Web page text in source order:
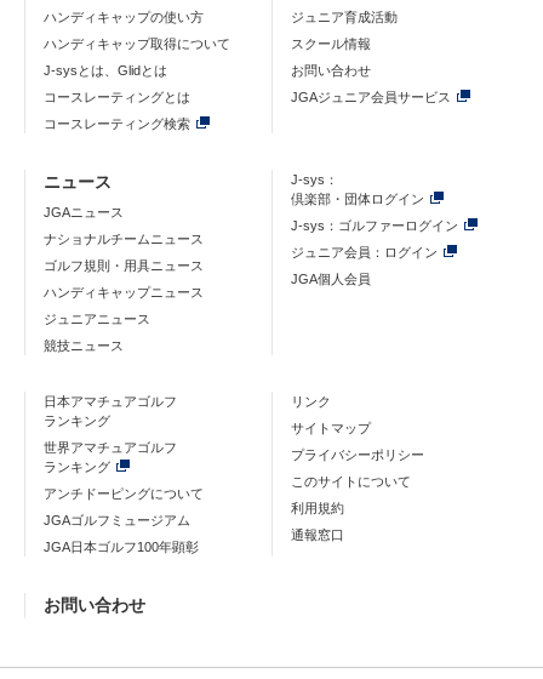
ハンディキャップの使い方
ハンディキャップ取得について
J-sysとは、Glidとは
コースレーティングとは
コースレーティング検索
ジュニア育成活動
スクール情報
お問い合わせ
JGAジュニア会員サービス
ニュース
JGAニュース
ナショナルチームニュース
ゴルフ規則・用具ニュース
ハンディキャップニュース
ジュニアニュース
競技ニュース
J-sys：
倶楽部・団体ログイン
J-sys：ゴルファーログイン
ジュニア会員：ログイン
JGA個人会員
日本アマチュアゴルフ
ランキング
世界アマチュアゴルフ
ランキング
アンチドーピングについて
JGAゴルフミュージアム
JGA日本ゴルフ100年顕彰
リンク
サイトマップ
プライバシーポリシー
このサイトについて
利用規約
通報窓口
お問い合わせ